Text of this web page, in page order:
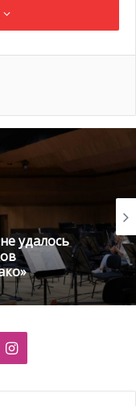
удалось
Instagram